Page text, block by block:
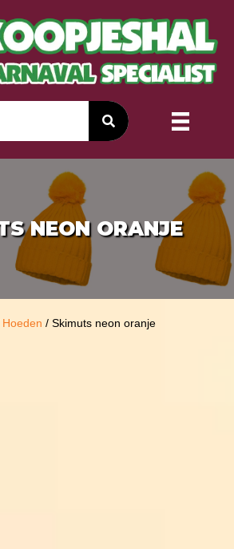
NEON ORANJE
Hoeden / Skimuts neon oranje